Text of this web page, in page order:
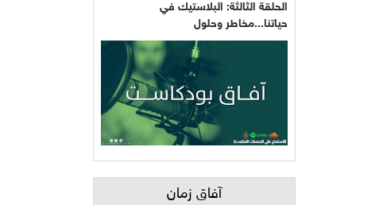
الحلقة الثالثة: البلاستيك في
حياتنا...مخاطر وحلول
آفاق زمان